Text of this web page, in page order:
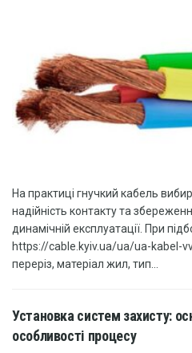
На практиці гнучкий кабель
надійність контакту та
динамічній експлуатації. При
https://cable.kyiv.ua/ua/ua-kabel-
переріз, матеріал жил, тип...
Установка систем захисту:
особливості процесу